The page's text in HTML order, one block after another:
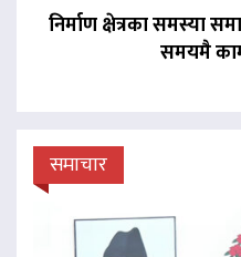
निर्माण क्षेत्रका समस्या
समयमै
समाचार